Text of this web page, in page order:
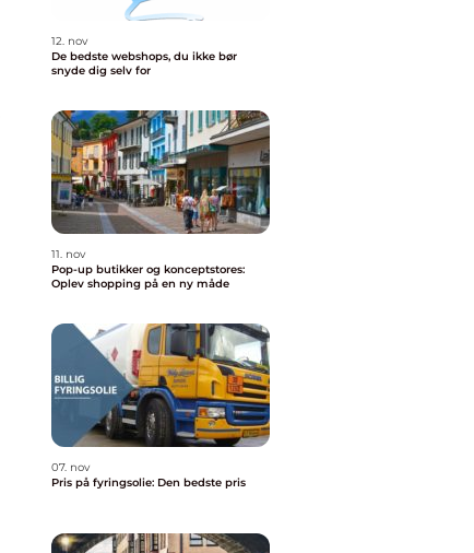
12. nov
De bedste webshops, du ikke bør
snyde dig selv for
11. nov
Pop-up butikker og konceptstores:
Oplev shopping på en ny måde
07. nov
Pris på fyringsolie: Den bedste pris